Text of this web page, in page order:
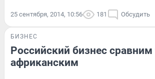
25 сентября, 2014, 10:56 181 Обсудить
БИЗНЕС
Российский бизнес сравним
африканским